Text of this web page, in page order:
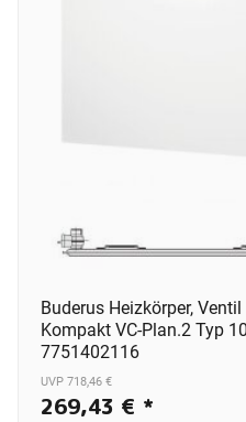
Buderus Heizkörper,
Kompakt VC-Plan.2 Typ
7751402116
UVP 718,46 €
269,43 € *